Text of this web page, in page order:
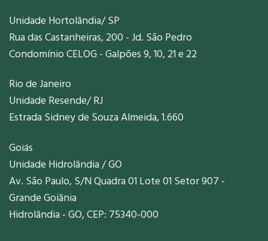
Unidade Hortolândia/ SP
Rua das Castanheiras, 200 - Jd. São Pedro
Condomínio CELOG - Galpões 9, 10, 21 e 22
Rio de Janeiro
Unidade Resende/ RJ
Estrada Sidney de Souza Almeida, 1.660
Goiás
Unidade Hidrolândia / GO
Av. São Paulo, S/N Quadra 01 Lote 01 Setor 907 -
Grande Goiânia
Hidrolândia - GO, CEP: 75340-000